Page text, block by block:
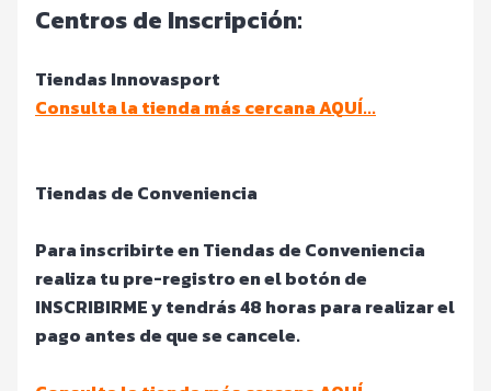
Centros de Inscripción:
Tiendas Innovasport
Consulta la tienda más cercana AQUÍ...
Tiendas de Conveniencia
Para inscribirte en Tiendas de Conveniencia
realiza tu pre-registro en el botón de
INSCRIBIRME y tendrás 48 horas para realizar el
pago antes de que se cancele.